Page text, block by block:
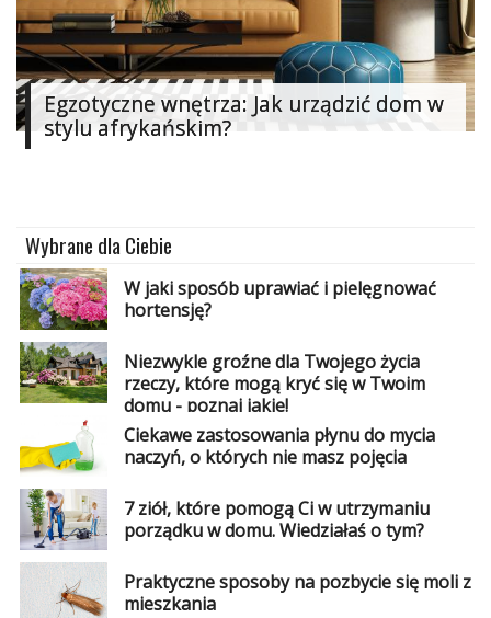
Egzotyczne wnętrza: Jak urządzić dom w
stylu afrykańskim?
Wybrane dla Ciebie
W jaki sposób uprawiać i pielęgnować
hortensję?
Niezwykle groźne dla Twojego życia
rzeczy, które mogą kryć się w Twoim
domu - poznaj jakie!
Ciekawe zastosowania płynu do mycia
naczyń, o których nie masz pojęcia
7 ziół, które pomogą Ci w utrzymaniu
porządku w domu. Wiedziałaś o tym?
Praktyczne sposoby na pozbycie się moli z
mieszkania